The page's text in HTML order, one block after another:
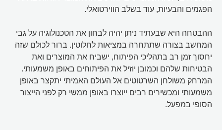
הפגמים והבעיות, עוד בשלב הווירטואלי.
ההבטחה היא שבעתיד ניתן יהיה לבחון את הטכנולוגיה על גבי
המחשב בצורה שתתחרה במציאות לחלוטין. ברור לכולם שזה
יחסוך זמן רב בתהליכי הפיתוח, ישביח את המוצרים ואת
הבטיחות שלהם וכמובן יוזיל את הפיתוחים באופן משמעותי.
המרחק משולחן השרטוטים אל העולם האמיתי יתקצר באופן
משמעותי ומכשירים רבים ייוצרו באופן ממשי רק לפני הייצור
הסופי במפעל.